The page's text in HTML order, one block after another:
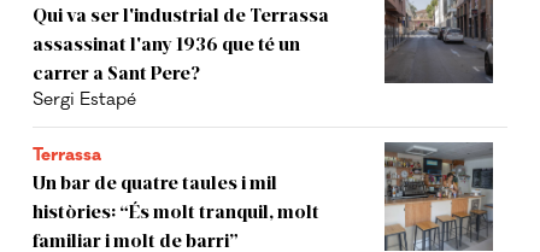
Qui va ser l'industrial de Terrassa
assassinat l'any 1936 que té un
carrer a Sant Pere?
Sergi Estapé
Terrassa
Un bar de quatre taules i mil
històries: “És molt tranquil, molt
familiar i molt de barri”